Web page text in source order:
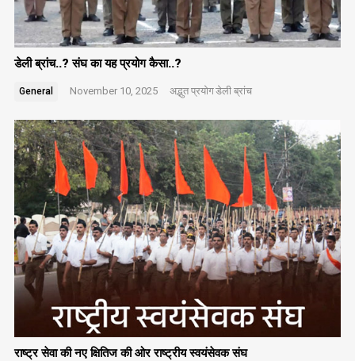
डेली ब्रांच..? संघ का यह प्रयोग कैसा..?
General November 10, 2025 अद्भुत प्रयोगडेली ब्रांच
राष्ट्र सेवा की नए क्षितिज की ओर राष्ट्रीय स्वयंसेवक संघ